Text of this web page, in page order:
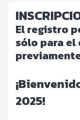
El registro
sólo para el
2025!